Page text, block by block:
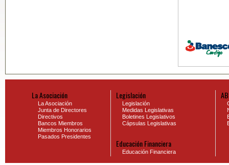
La Asociación
La Asociación
Junta de Directores
Directivos
Bancos Miembros
Miembros Honorarios
Pasados Presidentes
Legislación
Legislación
Medidas Legislativas
Boletines Legislativos
Cápsulas Legislativas
Educación Financiera
Educación Financiera